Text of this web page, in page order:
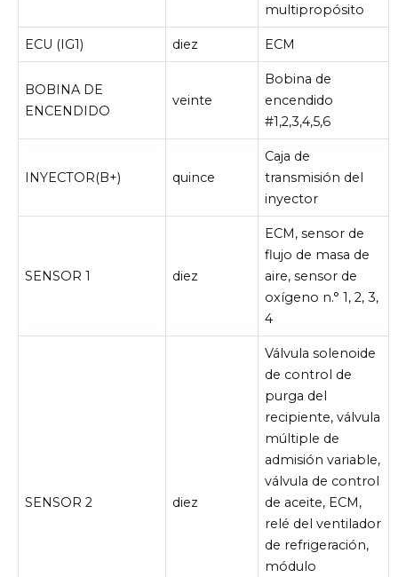
multipropósito
ECU (IG1) diez ECM
BOBINA DE
ENCENDIDO
veinte
Bobina de
encendido
#1,2,3,4,5,6
INYECTOR(B+) quince
Caja de
transmisión del
inyector
SENSOR 1 diez
ECM, sensor de
flujo de masa de
aire, sensor de
oxígeno n.° 1, 2, 3,
4
SENSOR 2 diez
Válvula solenoide
de control de
purga del
recipiente, válvula
múltiple de
admisión variable,
válvula de control
de aceite, ECM,
relé del ventilador
de refrigeración,
módulo